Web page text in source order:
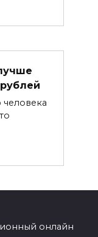
онлайн